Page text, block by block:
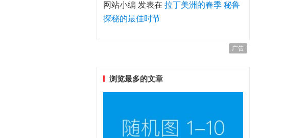
网站小编 发表在 拉丁美洲的春季 秘鲁
探秘的最佳时节
广告
浏览最多的文章